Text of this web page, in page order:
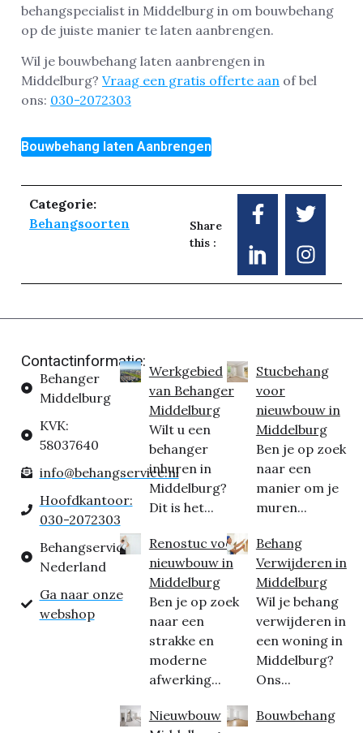
behangspecialist in Middelburg in om bouwbehang
op de juiste manier te laten aanbrengen.
Wil je bouwbehang laten aanbrengen in
Middelburg? Vraag een gratis offerte aan of bel
ons: 030-2072303
Bouwbehang laten Aanbrengen
Categorie:
Behangsoorten
Share
this :
Contactinformatie:
Behanger
Middelburg
KVK:
58037640
info@behangservice.nl
Hoofdkantoor:
030-2072303
Behangservice
Nederland
Ga naar onze
webshop
Werkgebied
van Behanger
Middelburg
Wilt u een
behanger
inhuren in
Middelburg?
Dit is het...
Renostuc voor
nieuwbouw in
Middelburg
Ben je op zoek
naar een
strakke en
moderne
afwerking...
Nieuwbouw
Stucbehang
voor
nieuwbouw in
Middelburg
Ben je op zoek
naar een
manier om je
muren...
Behang
Verwijderen in
Middelburg
Wil je behang
verwijderen in
een woning in
Middelburg?
Ons...
Bouwbehang